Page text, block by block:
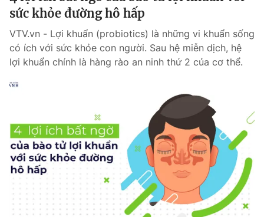
sức khỏe đường hô hấp
VTV.vn - Lợi khuẩn (probiotics) là những vi khuẩn sống
có ích với sức khỏe con người. Sau hệ miễn dịch, hệ
lợi khuẩn chính là hàng rào an ninh thứ 2 của cơ thể.